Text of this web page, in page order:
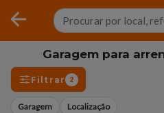
Garagem para
Filtrar 2
Garagem Localização